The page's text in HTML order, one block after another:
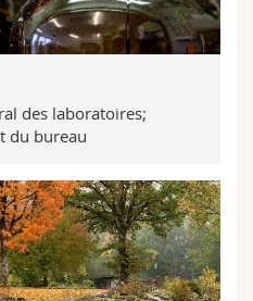
des labora­toires;
du bureau